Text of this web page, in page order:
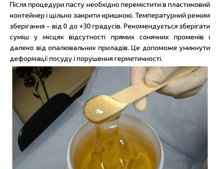
Після процедури пасту необхідно перемістити в пластиковий
контейнер і щільно закрити кришкою. Температурний режим
зберігання – від 0 до +30 градусів. Рекомендується зберігати
суміш у місцях відсутності прямих сонячних променів і
далеко від опалювальних приладів. Це допоможе уникнути
деформації посуду і порушення герметичності.